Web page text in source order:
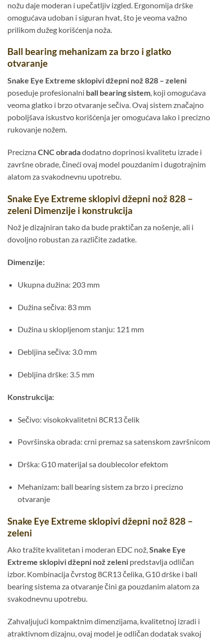
nožu daje moderan i upečatljiv izgled. Ergonomija drške
omogućava udoban i siguran hvat, što je veoma važno
prilikom dužeg korišćenja noža.
Ball bearing mehanizam za brzo i glatko
otvaranje
Snake Eye Extreme sklopivi džepni nož 828 – zeleni
poseduje profesionalni ball bearing sistem, koji omogućava
veoma glatko i brzo otvaranje sečiva. Ovaj sistem značajno
poboljšava iskustvo korišćenja jer omogućava lako i precizno
rukovanje nožem.
Precizna CNC obradadodatno doprinosi kvalitetu izrade i
završne obrade, čineći ovaj model pouzdanim i dugotrajnim
alatom za svakodnevnu upotrebu.
Snake Eye Extreme sklopivi džepni nož 828 –
zeleni Dimenzije i konstrukcija
Nož je dizajniran tako da bude praktičan za nošenje, ali i
dovoljno robustan za različite zadatke.
Dimenzije:
Ukupna dužina: 203 mm
Dužina sečiva: 83 mm
Dužina u sklopljenom stanju: 121 mm
Debljina sečiva: 3.0 mm
Debljina drške: 3.5 mm
Konstrukcija:
Sečivo: visokokvalitetni 8CR13 čelik
Površinska obrada: crni premaz sa satenskom završnicom
Drška: G10 materijal sa doublecolor efektom
Mehanizam: ball bearing sistem za brzo i precizno
otvaranje
Snake Eye Extreme sklopivi džepni nož 828 –
zeleni
Ako tražite kvalitetan i moderan EDC nož,Snake Eye
Extreme sklopivi džepni nož zeleni predstavlja odličan
izbor. Kombinacija čvrstog 8CR13 čelika, G10 drške i ball
bearing sistema za otvaranje čini ga pouzdanim alatom za
svakodnevnu upotrebu.
Zahvaljujući kompaktnim dimenzijama, kvalitetnoj izradi i
atraktivnom dizajnu, ovaj model je odličan dodatak svakoj